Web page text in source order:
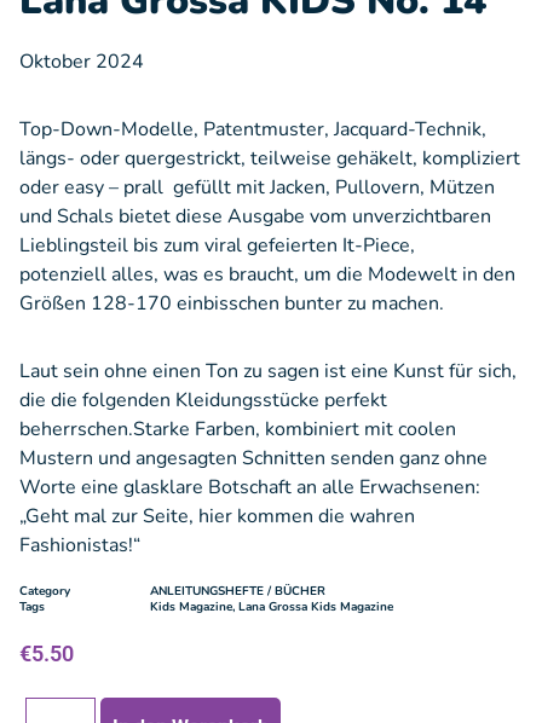
Oktober 2024
Top-Down-Modelle, Patentmuster, Jacquard-Technik,
längs- oder quergestrickt, teilweise gehäkelt, kompliziert
oder easy – prall gefüllt mit Jacken, Pullovern, Mützen
und Schals bietet diese Ausgabe vom unverzichtbaren
Lieblingsteil bis zum viral gefeierten It-Piece,
potenziell alles, was es braucht, um die Modewelt in den
Größen 128-170 einbisschen bunter zu machen.
Laut sein ohne einen Ton zu sagen ist eine Kunst für sich,
die die folgenden Kleidungsstücke perfekt
beherrschen.Starke Farben, kombiniert mit coolen
Mustern und angesagten Schnitten senden ganz ohne
Worte eine glasklare Botschaft an alle Erwachsenen:
„Geht mal zur Seite, hier kommen die wahren
Fashionistas!“
Category
ANLEITUNGSHEFTE / BÜCHER
Tags
Kids Magazine, Lana Grossa Kids Magazine
€5.50